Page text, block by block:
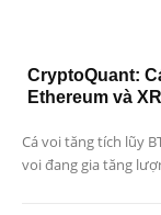
CryptoQuant:
Ethereum và
Cá voi tăng tích lũy
voi đang gia tăng